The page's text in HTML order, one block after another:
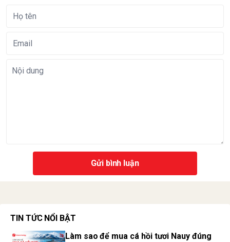
Gửi bình luận
TIN TỨC NỔI BẬT
Làm sao để mua cá hồi tươi Nauy đúng